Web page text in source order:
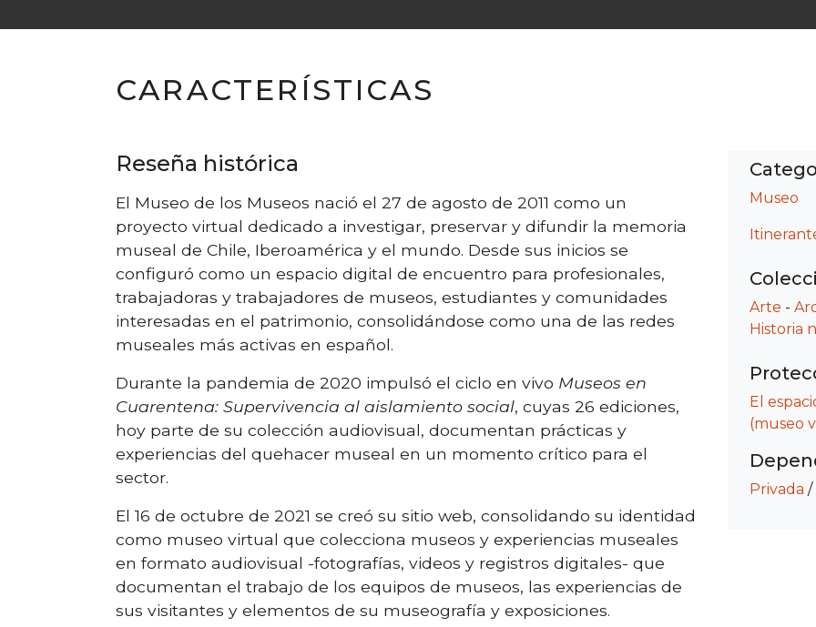
CARACTERÍSTICAS
Reseña histórica
El Museo de los Museos nació el 27 de agosto de 2011 como un
proyecto virtual dedicado a investigar, preservar y difundir la memoria
museal de Chile, Iberoamérica y el mundo. Desde sus inicios se
configuró como un espacio digital de encuentro para profesionales,
trabajadoras y trabajadores de museos, estudiantes y comunidades
interesadas en el patrimonio, consolidándose como una de las redes
museales más activas en español.
Durante la pandemia de 2020 impulsó el ciclo en vivo Museos en
Cuarentena: Supervivencia al aislamiento social, cuyas 26 ediciones,
hoy parte de su colección audiovisual, documentan prácticas y
experiencias del quehacer museal en un momento crítico para el
sector.
El 16 de octubre de 2021 se creó su sitio web, consolidando su identidad
como museo virtual que colecciona museos y experiencias museales
en formato audiovisual -fotografías, videos y registros digitales- que
documentan el trabajo de los equipos de museos, las experiencias de
sus visitantes y elementos de su museografía y exposiciones.
Museo
Arte -
Historia
El
(museo
Privada /